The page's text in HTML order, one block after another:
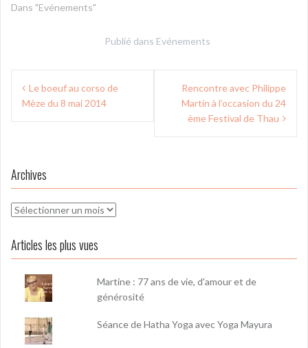
Dans "Evénements"
Publié dans Evénements
Navigation
deLe boeuf au corso de
Mèze du 8 mai 2014
Rencontre avec Philippe
Martin à l’occasion du 24
ème Festival de Thau
Archives
Archives
Articles les plus vues
Martine : 77 ans de vie, d'amour et de
générosité
Séance de Hatha Yoga avec Yoga Mayura